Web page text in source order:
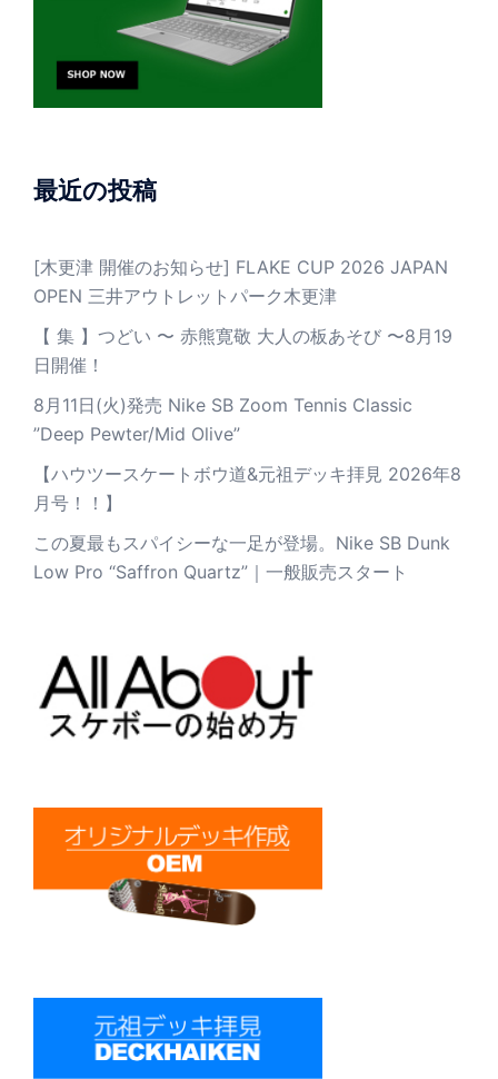
最近の投稿
[木更津 開催のお知らせ] FLAKE CUP 2026 JAPAN
OPEN 三井アウトレットパーク木更津
【 集 】つどい 〜 赤熊寛敬 大人の板あそび 〜8月19
日開催！
8月11日(火)発売 Nike SB Zoom Tennis Classic
”Deep Pewter/Mid Olive”
【ハウツースケートボウ道&元祖デッキ拝見 2026年8
月号！！】
この夏最もスパイシーな一足が登場。Nike SB Dunk
Low Pro “Saffron Quartz”｜一般販売スタート